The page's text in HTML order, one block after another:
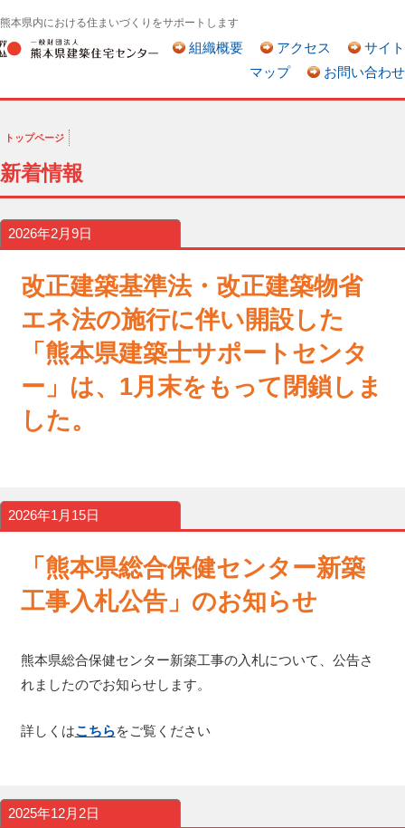
熊本県内における住まいづくりをサポートします
組織概要 アクセス
サイト
マップ
お問い合わせ
トップページ
新着情報
2026年2月9日
改正建築基準法・改正建築物省
エネ法の施行に伴い開設した
「熊本県建築士サポートセンタ
ー」は、1月末をもって閉鎖しま
した。
2026年1月15日
「熊本県総合保健センター新築
工事入札公告」のお知らせ
熊本県総合保健センター新築工事の入札について、公告さ
れましたのでお知らせします。
詳しくはこちらをご覧ください
2025年12月2日